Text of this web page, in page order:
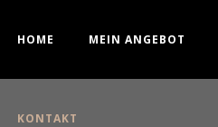
HOME MEIN ANGEBOT
KONTAKT